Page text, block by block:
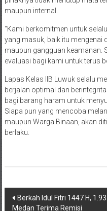
maupun internal.
“Kami berkomitmen untuk
yang masuk, baik itu mengenai
maupun gangguan keamanan.
evaluasi bagi kami untuk terus
Lapas Kelas IIB Luwuk selalu
berjalan optimal dan
bagi barang haram untuk
Siapa pun yang mencoba
maupun Warga Binaan, akan
berlaku.
Navigasi
Berkah Idul Fitri 1447 H,
Medan Terima Remisi